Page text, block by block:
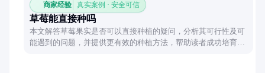
商家经验 真实案例 · 安全可信
草莓能直接种吗
本文解答草莓果实是否可以直接种植的疑问，分析其可行性及可
能遇到的问题，并提供更有效的种植方法，帮助读者成功培育草